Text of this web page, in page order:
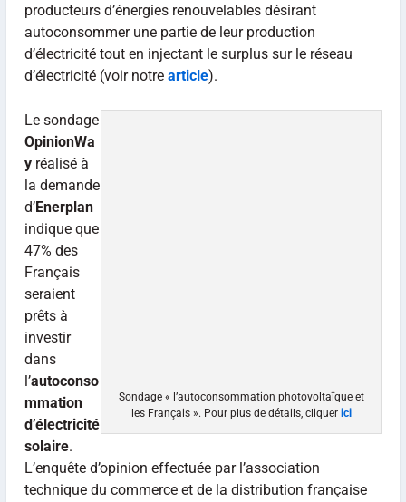
producteurs d’énergies renouvelables désirant
autoconsommer une partie de leur production
d’électricité tout en injectant le surplus sur le réseau
d’électricité (voir notre article).
Sondage « l’autoconsommation photovoltaïque et
les Français ». Pour plus de détails, cliquer ici
Le sondage
OpinionWa
yréalisé à
la demande
d’Enerplan
indique que
47% des
Français
seraient
prêts à
investir
dans
l’autoconso
mmation
d’électricité
solaire.
L’enquête d’opinion effectuée par l’association
technique du commerce et de la distribution française